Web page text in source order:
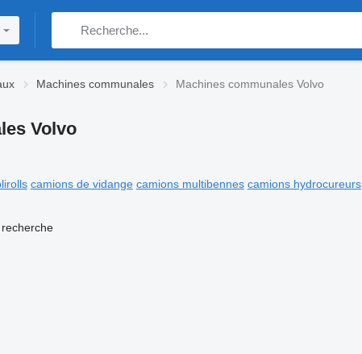
Machines communales Machines communales Volvo
Volvo
camions de vidange camions multibennes camions hydrocureurs